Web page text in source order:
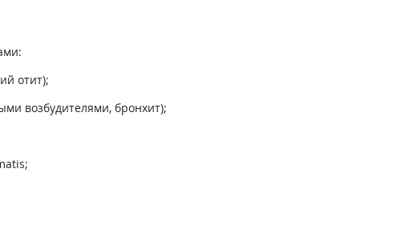
отит);
возбудителями, бронхит);